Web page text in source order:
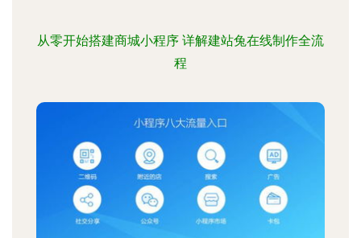
从零开始搭建商城小程序 详解建站兔在线制作全流
程